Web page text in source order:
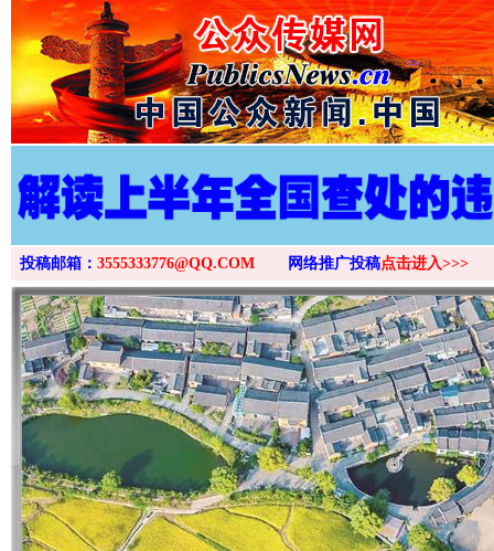
投稿邮箱： 3555333776@QQ.COM 网络推广投稿点击进入>>>